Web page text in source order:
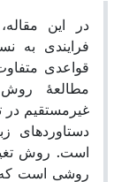
در این
فرایندی به
قواعدی
مطالعۀ
غیرمستقیم
دستاوردهای
است. روش
روشی است که